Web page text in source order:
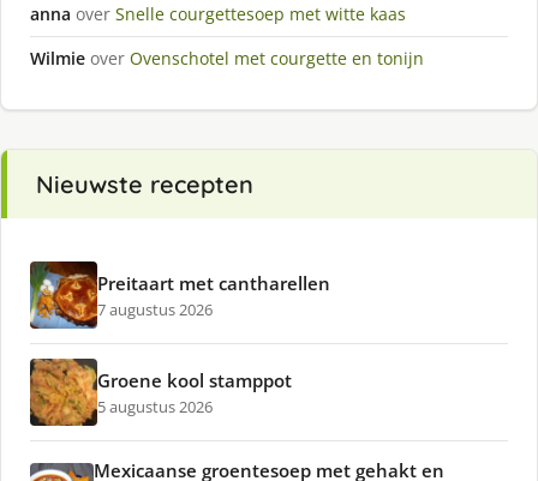
anna over Snelle courgettesoep met witte kaas
Wilmie over Ovenschotel met courgette en tonijn
Nieuwste recepten
Preitaart met cantharellen
7 augustus 2026
Groene kool stamppot
5 augustus 2026
Mexicaanse groentesoep met gehakt en